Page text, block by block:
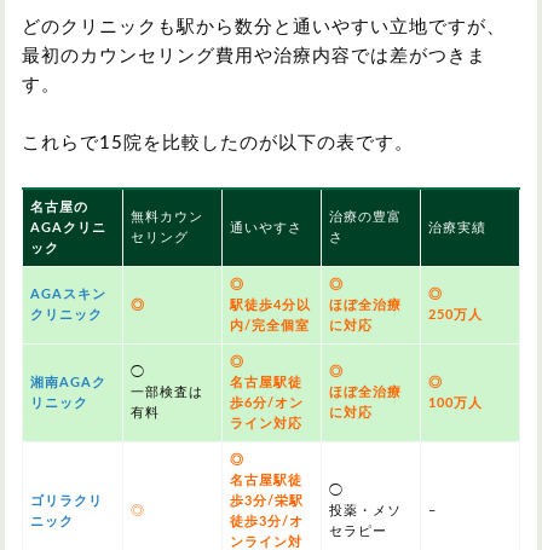
どのクリニックも駅から数分と通いやすい立地ですが、
最初のカウンセリング費用や治療内容では差がつきま
す。
これらで15院を比較したのが以下の表です。
名古屋の
AGAクリニ
ック
無料カウン
セリング
通いやすさ
治療の豊富
さ
治療実績
AGAスキン
クリニック
◎
◎
駅徒歩4分以
内/完全個室
◎
ほぼ全治療
に対応
◎
250万人
湘南AGAク
リニック
◯
一部検査は
有料
◎
名古屋駅徒
歩6分/オン
ライン対応
◎
ほぼ全治療
に対応
◎
100万人
ゴリラクリ
ニック
◎
◎
名古屋駅徒
歩3分/栄駅
徒歩3分/オ
ンライン対
◯
投薬・メソ
セラピー
–